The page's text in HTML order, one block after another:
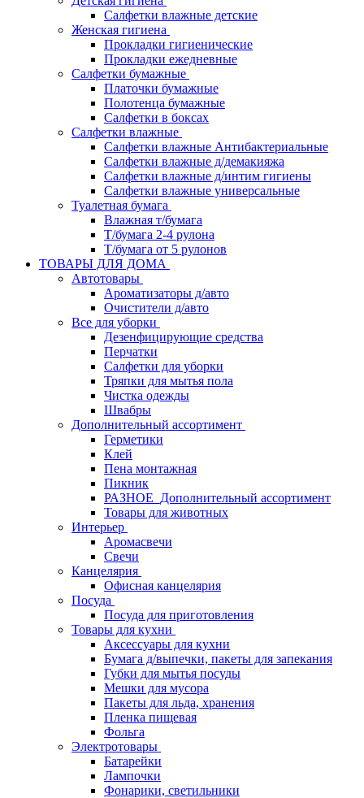
Салфетки влажные детские
Женская гигиена
Прокладки гигиенические
Прокладки ежедневные
Салфетки бумажные
Платочки бумажные
Полотенца бумажные
Салфетки в боксах
Салфетки влажные
Салфетки влажные Антибактериальные
Салфетки влажные д/демакияжа
Салфетки влажные д/интим гигиены
Салфетки влажные универсальные
Туалетная бумага
Влажная т/бумага
Т/бумага 2-4 рулона
Т/бумага от 5 рулонов
ТОВАРЫ ДЛЯ ДОМА
Автотовары
Ароматизаторы д/авто
Очистители д/авто
Все для уборки
Дезенфицирующие средства
Перчатки
Салфетки для уборки
Тряпки для мытья пола
Чистка одежды
Швабры
Дополнительный ассортимент
Герметики
Клей
Пена монтажная
Пикник
РАЗНОЕ_Дополнительный ассортимент
Товары для животных
Интерьер
Аромасвечи
Свечи
Канцелярия
Офисная канцелярия
Посуда
Посуда для приготовления
Товары для кухни
Аксессуары для кухни
Бумага д/выпечки, пакеты для запекания
Губки для мытья посуды
Мешки для мусора
Пакеты для льда, хранения
Пленка пищевая
Фольга
Электротовары
Батарейки
Лампочки
Фонарики, светильники